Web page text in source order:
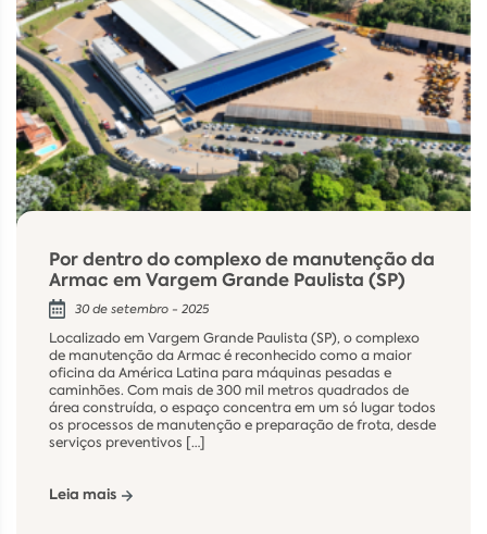
Por dentro do complexo de manutenção da
Armac em Vargem Grande Paulista (SP)
30 de setembro - 2025
Localizado em Vargem Grande Paulista (SP), o complexo
de manutenção da Armac é reconhecido como a maior
oficina da América Latina para máquinas pesadas e
caminhões. Com mais de 300 mil metros quadrados de
área construída, o espaço concentra em um só lugar todos
os processos de manutenção e preparação de frota, desde
serviços preventivos […]
Leia mais